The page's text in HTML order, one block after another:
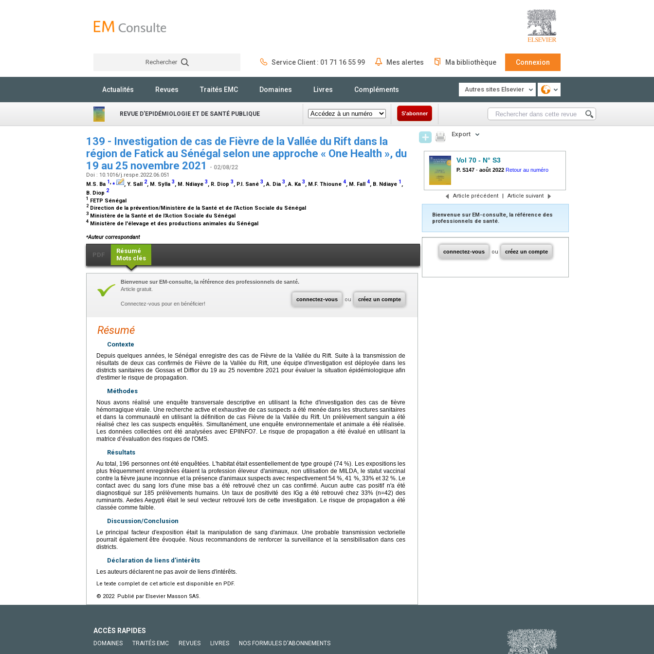
Rechercher Service Client : 01 71 16 55 99 Mes alertes Ma bibliothèque Connexion
Actualités Revues Traités EMC Domaines Livres Compléments Autres sites Elsevier
REVUE D'EPIDÉMIOLOGIE ET DE SANTÉ PUBLIQUE S'abonner
139 - Investigation de cas de Fièvre de la Vallée du Rift dans la
région de Fatick au Sénégal selon une approche « One Health », du
19 au 25 novembre 2021
- 02/08/22
Doi : 10.1016/j.respe.2022.06.051
M.S. Ba 1,⁎ , Y. Sall 2, M. Sylla 3, M. Ndiaye 3, R. Diop 3, P.I. Sané 3, A. Dia 3, A. Ka 3, M.F. Thioune 4, M. Fall 4, B. Ndiaye 1 ,
B. Diop 2
1 FETP Sénégal
2 Direction de la prévention/Ministère de la Santé et de l'Action Sociale du Sénégal
3 Ministère de la Santé et de l'Action Sociale du Sénégal
4 Ministère de l'élevage et des productions animales du Sénégal
⁎Auteur correspondant
PDF
Résumé
Mots clés
connectez-vous ou créez un compte
Bienvenue sur EM-consulte, la référence des professionnels de santé.
Article gratuit.
Connectez-vous pour en bénéficier!
Résumé
Contexte
Depuis quelques années, le Sénégal enregistre des cas de Fièvre de la Vallée du Rift. Suite à la transmission de
résultats de deux cas confirmés de Fièvre de la Vallée du Rift, une équipe d'investigation est déployée dans les
districts sanitaires de Gossas et Diffior du 19 au 25 novembre 2021 pour évaluer la situation épidémiologique afin
d'estimer le risque de propagation.
Méthodes
Nous avons réalisé une enquête transversale descriptive en utilisant la fiche d'investigation des cas de fièvre
hémorragique virale. Une recherche active et exhaustive de cas suspects a été menée dans les structures sanitaires
et dans la communauté en utilisant la définition de cas Fièvre de la Vallée du Rift. Un prélèvement sanguin a été
réalisé chez les cas suspects enquêtés. Simultanément, une enquête environnementale et animale a été réalisée.
Les données collectées ont été analysées avec EPIINFO7. Le risque de propagation a été évalué en utilisant la
matrice d’évaluation des risques de l'OMS.
Résultats
Au total, 196 personnes ont été enquêtées. L'habitat était essentiellement de type groupé (74 %). Les expositions les
plus fréquemment enregistrées étaient la profession éleveur d'animaux, non utilisation de MILDA, le statut vaccinal
contre la fièvre jaune inconnue et la présence d'animaux suspects avec respectivement 54 %, 41 %, 33% et 32 %. Le
contact avec du sang lors d'une mise bas a été retrouvé chez un cas confirmé. Aucun autre cas positif n'a été
diagnostiqué sur 185 prélèvements humains. Un taux de positivité des IGg a été retrouvé chez 33% (n=42) des
ruminants. Aedes Aegypti était le seul vecteur retrouvé lors de cette investigation. Le risque de propagation a été
classée comme faible.
Discussion/Conclusion
Le principal facteur d'exposition était la manipulation de sang d'animaux. Une probable transmission vectorielle
pourrait également être évoquée. Nous recommandons de renforcer la surveillance et la sensibilisation dans ces
districts.
Déclaration de liens d'intérêts
Les auteurs déclarent ne pas avoir de liens d'intérêts.
Le texte complet de cet article est disponible en PDF.
© 2022 Publié par Elsevier Masson SAS.
Export
Vol 70 - N° S3
P. S147 - août 2022 Retour au numéro
Article précédent | Article suivant
Bienvenue sur EM-consulte, la référence des
professionnels de santé.
connectez-vous ou créez un compte
ACCÈS RAPIDES
DOMAINES TRAITÉS EMC REVUES LIVRES NOS FORMULES D'ABONNEMENTS